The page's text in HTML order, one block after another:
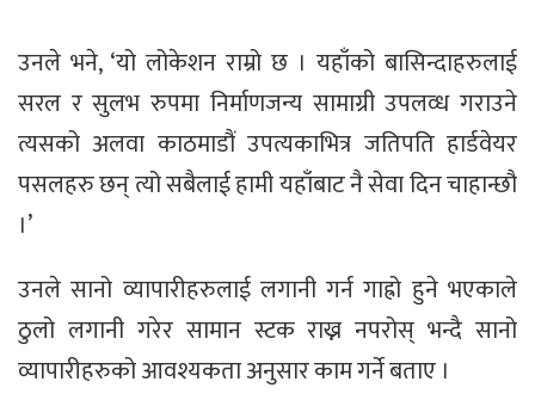
उनले भने, ‘यो लोकेशन राम्रो छ । यहाँको बासिन्दाहरुलाई
सरल र सुलभ रुपमा निर्माणजन्य सामाग्री उपलव्ध गराउने
त्यसको अलवा काठमाडौं उपत्यकाभित्र जतिपति हार्डवेयर
पसलहरु छन् त्यो सबैलाई हामी यहाँबाट नै सेवा दिन चाहान्छौ
।’
उनले सानो व्यापारीहरुलाई लगानी गर्न गाह्रो हुने भएकाले
ठुलो लगानी गरेर सामान स्टक राख्न नपरोस् भन्दै सानो
व्यापारीहरुको आवश्यकता अनुसार काम गर्ने बताए ।